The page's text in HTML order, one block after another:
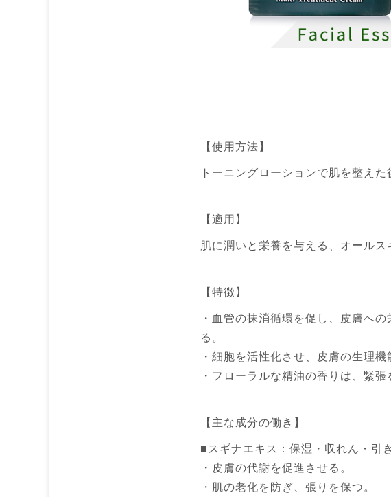
【使用方法】
トーニングローションで肌を整え
【適用】
肌に潤いと栄養を与える、オール
【特徴】
・血管の抹消循環を促し、皮膚へ
る。
・細胞を活性化させ、皮膚の生理
・フローラルな精油の香りは、緊
【主な成分の働き】
■スギナエキス：保湿・収れん・引
・皮膚の代謝を促進させる。
・肌の老化を防ぎ、張りを保つ。